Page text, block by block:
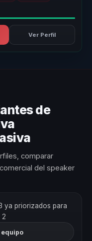
Ver Perfil
de
comparar
del speaker
3 ya priorizados para
2
equipo